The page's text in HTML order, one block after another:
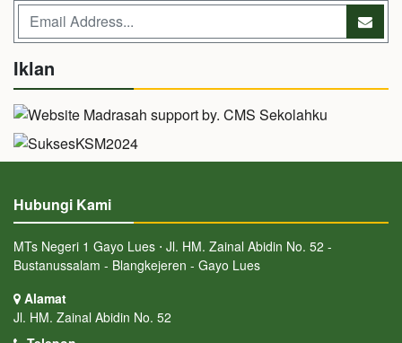
Iklan
Hubungi Kami
MTs Negeri 1 Gayo Lues ⋅ Jl. HM. Zainal Abidin No. 52 -
Bustanussalam - Blangkejeren - Gayo Lues
Alamat
Jl. HM. Zainal Abidin No. 52